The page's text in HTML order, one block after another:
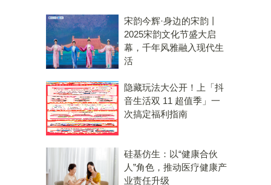
宋韵今辉·身边的宋韵丨
2025宋韵文化节盛大启
幕，千年风雅融入现代生
活
隐藏玩法大公开！上「抖
音生活双 11 超值季」一
次搞定福利指南
硅基仿生：以“健康合伙
人”角色，推动医疗健康产
业责任升级